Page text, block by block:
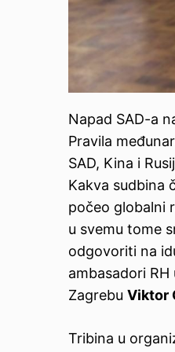
Napad SAD-a
Pravila
SAD, Kina i
Kakva sudbina
počeo globalni
u svemu tome
odgovoriti na
ambasadori RH
Zagrebu Viktor
Tribina u